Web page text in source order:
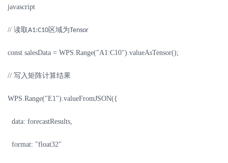
javascript
// 读取A1:C10区域为Tensor
const salesData = WPS.Range("A1:C10").valueAsTensor();
// 写入矩阵计算结果
WPS.Range("E1").valueFromJSON({
data: forecastResults,
format: "float32"